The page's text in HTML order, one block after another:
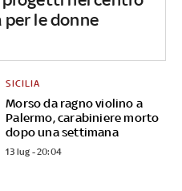
le donne
Morso da ragno violino a
Palermo, carabiniere morto
dopo una settimana
SICILIA
13 lug - 20:04